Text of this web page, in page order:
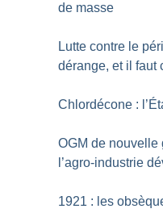
de masse
Lutte contre le
dérange, et il faut
Chlordécone :
OGM de nouvelle
l’agro-industrie
1921 : les